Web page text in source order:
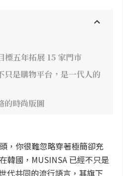
五年拓展 15 家門市
是購物平台，是一代人的
的時尚版圖
，你很難忽略穿著極簡卻充
韓國，MUSINSA 已經不只是
代共同的流行語言，其旗下